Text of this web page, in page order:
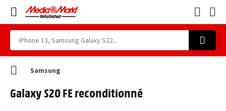
Samsung
Galaxy S20 FE reconditionné